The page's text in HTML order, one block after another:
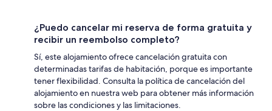
¿Puedo cancelar mi reserva de forma gratuita y
recibir un reembolso completo?
Sí, este alojamiento ofrece cancelación gratuita con
determinadas tarifas de habitación, porque es importante
tener flexibilidad. Consulta la política de cancelación del
alojamiento en nuestra web para obtener más información
sobre las condiciones y las limitaciones.